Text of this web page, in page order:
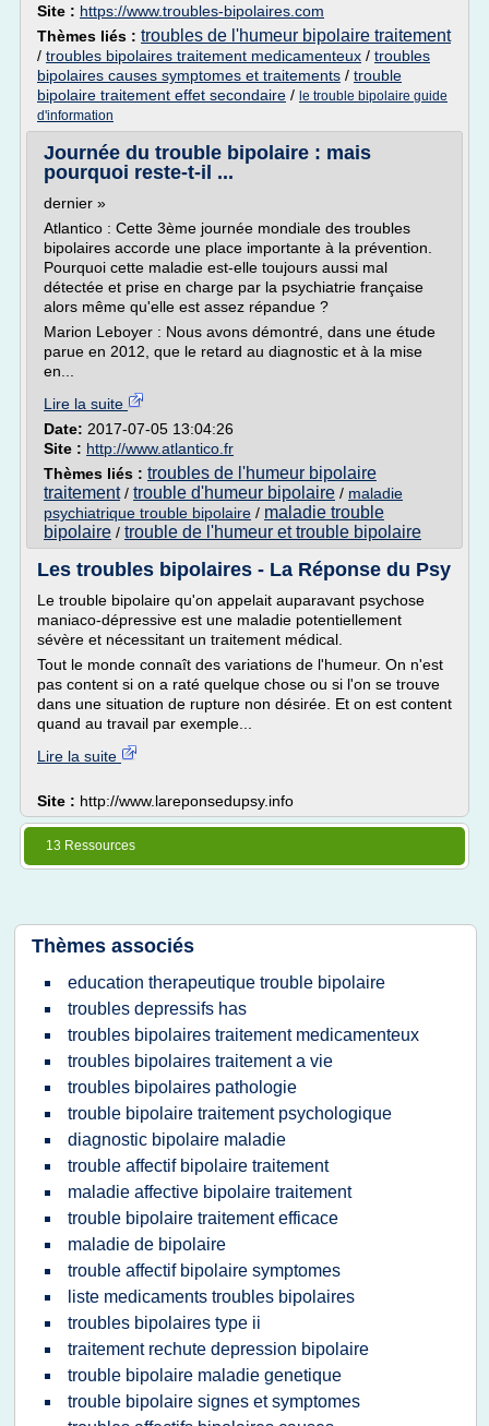
Site : https://www.troubles-bipolaires.com
Thèmes liés : troubles de l'humeur bipolaire traitement
/ troubles bipolaires traitement medicamenteux / troubles
bipolaires causes symptomes et traitements / trouble
bipolaire traitement effet secondaire / le trouble bipolaire guide
d'information
Journée du trouble bipolaire : mais
pourquoi reste-t-il ...
dernier »
Atlantico : Cette 3ème journée mondiale des troubles
bipolaires accorde une place importante à la prévention.
Pourquoi cette maladie est-elle toujours aussi mal
détectée et prise en charge par la psychiatrie française
alors même qu'elle est assez répandue ?
Marion Leboyer : Nous avons démontré, dans une étude
parue en 2012, que le retard au diagnostic et à la mise
en...
Lire la suite
Date: 2017-07-05 13:04:26
Site : http://www.atlantico.fr
Thèmes liés : troubles de l'humeur bipolaire
traitement/ trouble d'humeur bipolaire / maladie
psychiatrique trouble bipolaire / maladie trouble
bipolaire / trouble de l'humeur et trouble bipolaire
Les troubles bipolaires - La Réponse du Psy
Le trouble bipolaire qu'on appelait auparavant psychose
maniaco-dépressive est une maladie potentiellement
sévère et nécessitant un traitement médical.
Tout le monde connaît des variations de l'humeur. On n'est
pas content si on a raté quelque chose ou si l'on se trouve
dans une situation de rupture non désirée. Et on est content
quand au travail par exemple...
Lire la suite
Site : http://www.lareponsedupsy.info
13 Ressources
Thèmes associés
education therapeutique trouble bipolaire
troubles depressifs has
troubles bipolaires traitement medicamenteux
troubles bipolaires traitement a vie
troubles bipolaires pathologie
trouble bipolaire traitement psychologique
diagnostic bipolaire maladie
trouble affectif bipolaire traitement
maladie affective bipolaire traitement
trouble bipolaire traitement efficace
maladie de bipolaire
trouble affectif bipolaire symptomes
liste medicaments troubles bipolaires
troubles bipolaires type ii
traitement rechute depression bipolaire
trouble bipolaire maladie genetique
trouble bipolaire signes et symptomes